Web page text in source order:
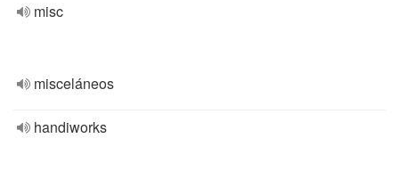
misc
misceláneos
handiworks